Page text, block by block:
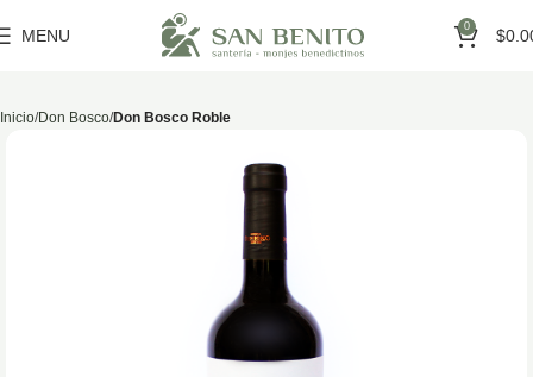
MENU 0 $
Inicio Don Bosco Don Bosco Roble